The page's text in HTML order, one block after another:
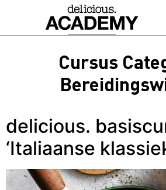
Cursus
delicious.
‘Italiaanse